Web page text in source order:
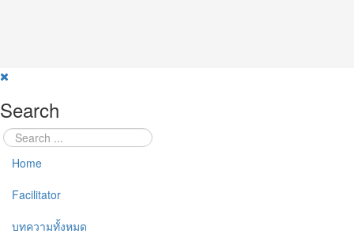
Search
Home
Facilitator
บทความทั้งหมด